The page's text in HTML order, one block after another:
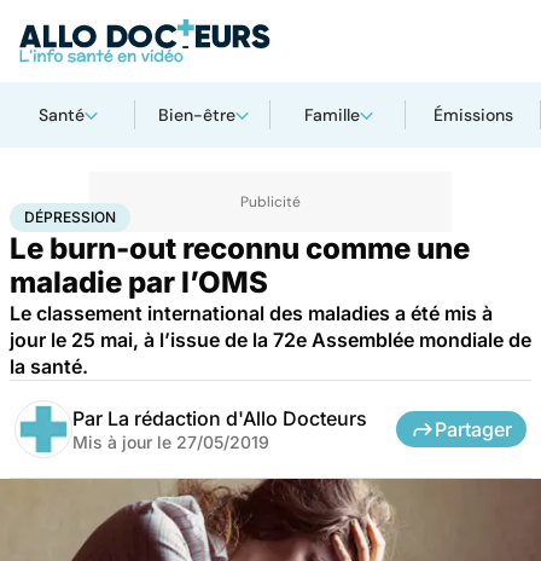
Santé Bien-être Famille Émissions
AccueilSantéDépression
DÉPRESSION
Le burn-out reconnu comme une
maladie par l’OMS
Le classement international des maladies a été mis à
jour le 25 mai, à l’issue de la 72e Assemblée mondiale de
la santé.
Par La rédaction d'Allo Docteurs
Mis à jour le 27/05/2019
Partager